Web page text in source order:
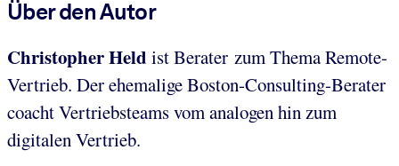
Über den Autor
Christopher Held ist Berater zum Thema Remote-
Vertrieb. Der ehemalige Boston-Consulting-Berater
coacht Vertriebsteams vom analogen hin zum
digitalen Vertrieb.